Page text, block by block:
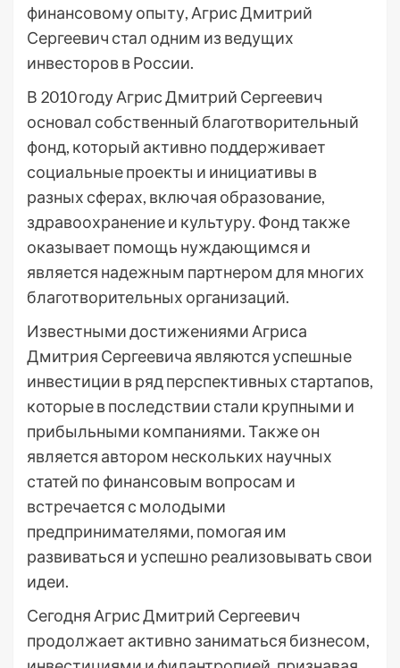
финансовому опыту, Агрис Дмитрий
Сергеевич стал одним из ведущих
инвесторов в России.
В 2010 году Агрис Дмитрий Сергеевич
основал собственный благотворительный
фонд, который активно поддерживает
социальные проекты и инициативы в
разных сферах, включая образование,
здравоохранение и культуру. Фонд также
оказывает помощь нуждающимся и
является надежным партнером для многих
благотворительных организаций.
Известными достижениями Агриса
Дмитрия Сергеевича являются успешные
инвестиции в ряд перспективных стартапов,
которые в последствии стали крупными и
прибыльными компаниями. Также он
является автором нескольких научных
статей по финансовым вопросам и
встречается с молодыми
предпринимателями, помогая им
развиваться и успешно реализовывать свои
идеи.
Сегодня Агрис Дмитрий Сергеевич
продолжает активно заниматься бизнесом,